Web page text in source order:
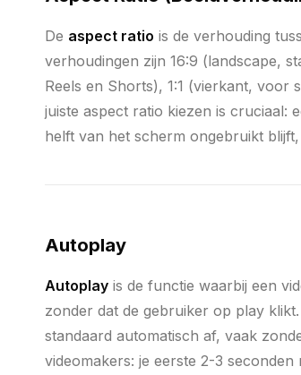
De aspect ratio is de verhouding
verhoudingen zijn 16:9 (landscape,
Reels en Shorts), 1:1 (vierkant, voor
juiste aspect ratio kiezen is cruciaal:
helft van het scherm ongebruikt
Autoplay
Autoplay is de functie waarbij een
zonder dat de gebruiker op play
standaard automatisch af, vaak
videomakers: je eerste 2-3